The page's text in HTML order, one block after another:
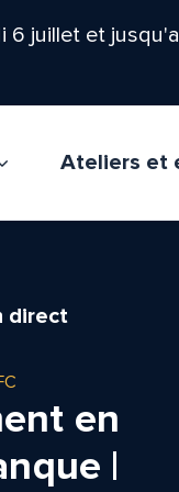
6 juillet et
Ateliers et
direct
en
|